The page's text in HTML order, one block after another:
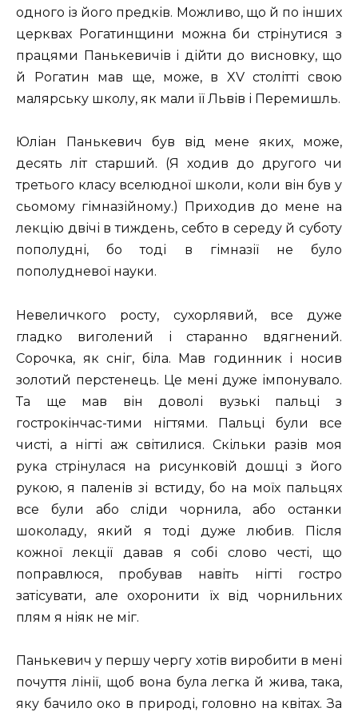
одного із його предків. Можливо, що й по інших
церквах Рогатинщини можна би стрінутися з
працями Панькевичів і дійти до висновку, що
й Рогатин мав ще, може, в XV столітті свою
малярську школу, як мали її Львів і Перемишль.
Юліан Панькевич був від мене яких, може,
десять літ старший. (Я ходив до другого чи
третього класу вселюдної школи, коли він був у
сьомому гімназійному.) Приходив до мене на
лекцію двічі в тиждень, себто в середу й суботу
пополудні, бо тоді в гімназії не було
пополудневої науки.
Невеличкого росту, сухорлявий, все дуже
гладко виголений і старанно вдягнений.
Сорочка, як сніг, біла. Мав годинник і носив
золотий перстенець. Це мені дуже імпонувало.
Та ще мав він доволі вузькі пальці з
гострокінчас-тими нігтями. Пальці були все
чисті, а нігті аж світилися. Скільки разів моя
рука стрінулася на рисунковій дошці з його
рукою, я паленів зі встиду, бо на моїх пальцях
все були або сліди чорнила, або останки
шоколаду, який я тоді дуже любив. Після
кожної лекції давав я собі слово честі, що
поправлюся, пробував навіть нігті гостро
затісувати, але охоронити їх від чорнильних
плям я ніяк не міг.
Панькевич у першу чергу хотів виробити в мені
почуття лінії, щоб вона була легка й жива, така,
яку бачило око в природі, головно на квітах. За